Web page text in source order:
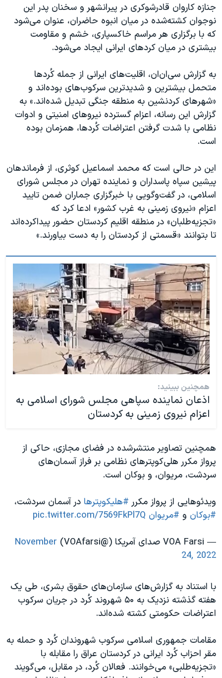
جنازه کاروان قادرشوکری در پیرانشهر و سخنان پدر این
نوجوان کشته‌شده در میان انبوه حاضران، عنوان می‌شود
که با برگزاری هر مراسم خاکسپاری، خشم و مقاومت
بیشتری در میان کردهای ایرانی ایجاد می‌شود.
به گزارش سی‌ان‌ان، اقلیت‌های ایرانی از جمله کُردها
متحمل بیشترین و شدیدترین سرکوب‌های بوده‌اند و
«شهرهای کردنشین به منطقه جنگی تبدیل شده‌اند.» به
گزارش این رسانه، اعزام گسترده نیروهای امنیتی و ادوات
نظامی با شدت گرفتن اعتراضات کُردها، همزمان بوده
است.
این در حالی است که محمد اسماعیل کوثری، از فرماندهان
پیشین سپاه پاسداران و نماینده تهران در مجلس شورای
اسلامی، در گفت‌وگویی با خبرگزاری جماران ضمن تایید
اعزام «نیروی زمینی به غرب کشور» ادعا کرد که
«تجزیه‌طلبان» در منطقه اقلیم کردستان حضور پیداکرده‌اند
تا بتوانند «قسمتی از کردستان را به دست بیاورند.»
همچنین ببینید:
اذعان نماینده سپاهی مجلس شورای اسلامی به
اعزام نیروی زمینی به کردستان
همچنین تصاویر منتشرشده در فضای مجازی، حاکی از
پرواز مکرر هلی‌کوپترهای نظامی بر فراز آسمان‌های
سردشت، مریوان، و بوکان است.
ویدئوهایی از پرواز مکرر #هلیکوپترها در آسمان سردشت،
#بوکان و #مریوان pic.twitter.com/7569FkPl7Q
— VOA Farsi صدای آمریکا (@VOAfarsi)
November
24, 2022
با استناد به گزارش‌های سازمان‌های حقوق بشری، طی یک
هفته گذشته نزدیک به ۵۰ شهروند کُرد در جریان سرکوب
اعتراضات حکومتی کشته شده‌اند.
مقامات جمهوری اسلامی سرکوب شهروندان کُرد و حمله به
مقر احزاب کُرد ایرانی در کردستان عراق را مقابله با
«تجزیه‌طلبی» می‌خوانند. فعالان کُرد، در مقابل، می‌گویند